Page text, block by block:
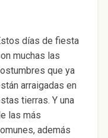
días de fiesta
muchas las
que ya
arraigadas en
tierras. Y una
las más
además